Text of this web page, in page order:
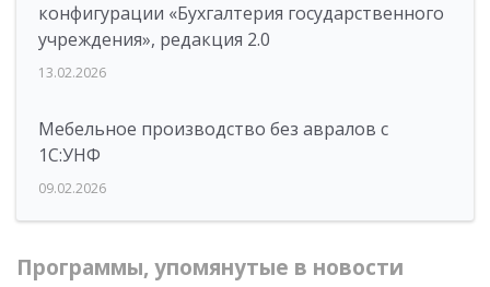
конфигурации «Бухгалтерия государственного
учреждения», редакция 2.0
13.02.2026
Мебельное производство без авралов с
1С:УНФ
09.02.2026
Программы, упомянутые в новости